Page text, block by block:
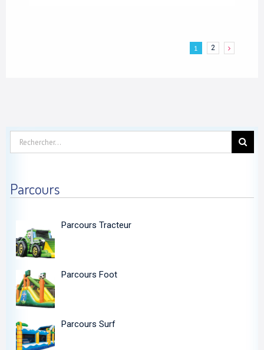
1 2
Rechercher:
Parcours
Parcours Tracteur
Parcours Foot
Parcours Surf